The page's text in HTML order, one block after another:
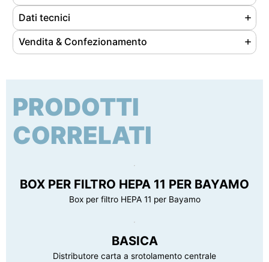
Referenze117112
Ean8056324538769
Dati tecnici
Materiale Alluminio anodizzato
ColoreArgento
Dimensioni (LxPxH) 195 x 195 x 530 mm
CertificazioneNessuna certificazione prevista per questo
prodotto
Vendita & Confezionamento
Nr. pezzi/confezione1
Tipo di imballaggiocartone
Dimensioni conf. (LxPxH)
245 x 270 x 600 mm
Peso lordo confezione
5.7 kg
PRODOTTI
CORRELATI
BOX PER FILTRO HEPA 11 PER BAYAMO
Box per filtro HEPA 11 per Bayamo
BASICA
Distributore carta a srotolamento centrale